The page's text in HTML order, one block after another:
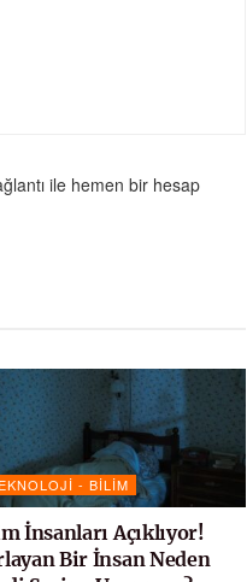
ile hemen bir hesap
- BILIM
İnsanları Açıklıyor!
Bir İnsan Neden